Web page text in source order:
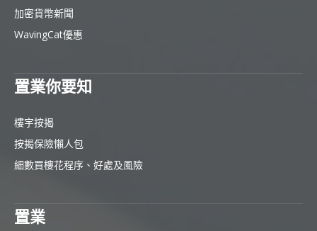
加密貨幣新聞
WavingCat優惠
置業你要知
樓宇按揭
按揭保險懶人包
細數買樓花程序、好處及風險
置業